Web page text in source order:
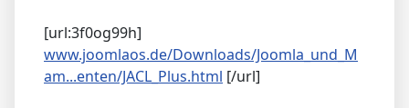
[url:3f0og99h]
www.joomlaos.de/Downloads/Joomla_und_M
am...enten/JACL_Plus.html [/url]